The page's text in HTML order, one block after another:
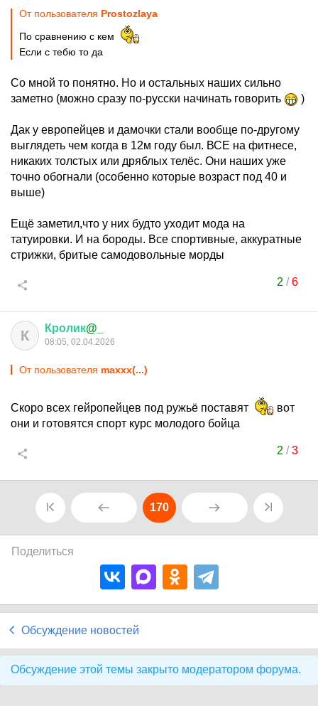
От пользователя Prostozlaya
По сравнению с кем
Если с тебю то да
Со мной то понятно. Но и остальных наших сильно
заметно (можно сразу по-русски начинать говорить
)
Дак у европейцев и дамочки стали вообще по-другому
выглядеть чем когда в 12м году был. ВСЕ на фитнесе,
никаких толстых или дряблых телёс. Они наших уже
точно обогнали (особенно которые возраст под 40 и
выше)
Ещё заметил,что у них будто уходит мода на
татуировки. И на бороды. Все спортивные, аккуратные
стрижки, бритые самодовольные морды
2 /6
К Кролик@_
08:05, 02.04.2026
От пользователя maxxx(...)
Скоро всех гейропейцев под ружьё поставят
вот
они и готовятся спорт курс молодого бойца
2 /3
170
Поделиться
Обсуждение новостей
Обсуждение этой темы закрыто модератором форума.